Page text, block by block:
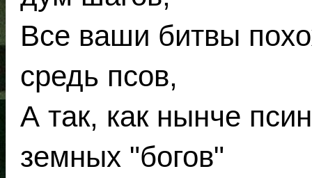
Все ваши битвы
средь псов,
А так, как нынче
земных "богов"